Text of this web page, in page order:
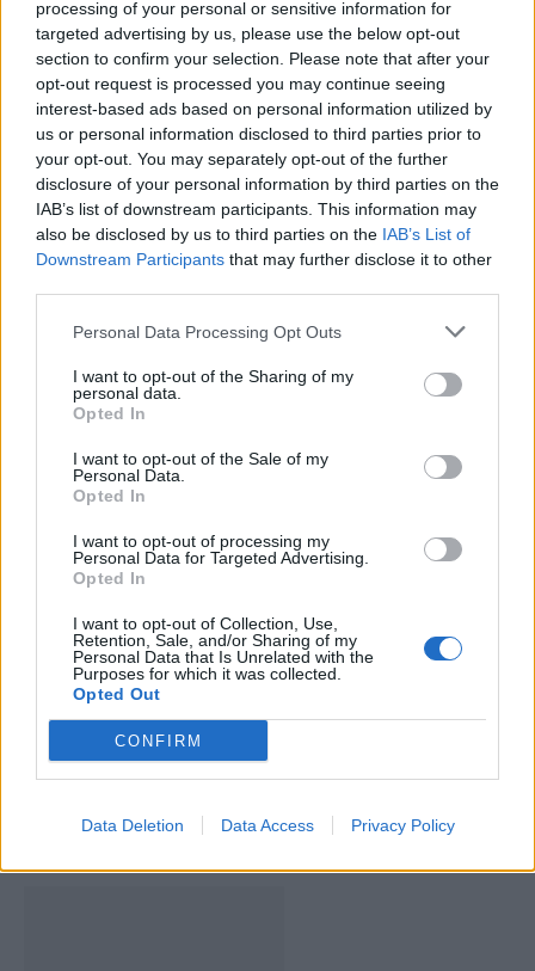
processing of your personal or sensitive information for
targeted advertising by us, please use the below opt-out
section to confirm your selection. Please note that after your
opt-out request is processed you may continue seeing
interest-based ads based on personal information utilized by
us or personal information disclosed to third parties prior to
your opt-out. You may separately opt-out of the further
disclosure of your personal information by third parties on the
IAB’s list of downstream participants. This information may
also be disclosed by us to third parties on the IAB’s List of
Downstream Participants that may further disclose it to other
Personal Data Processing Opt Outs
I want to opt-out of the Sharing of my
personal data.
Opted In
I want to opt-out of the Sale of my
Personal Data.
Opted In
I want to opt-out of processing my
Personal Data for Targeted Advertising.
Opted In
I want to opt-out of Collection, Use,
Retention, Sale, and/or Sharing of my
Personal Data that Is Unrelated with the
Purposes for which it was collected.
Opted Out
CONFIRM
Data Deletion Data Access Privacy Policy
Em Oliveira do Hospital, foram registadas
recentemente mais de três centenas de
ocorrências provocadas pelo recente mau tempo.
Governo a atribuição do estatuto de calamidade ao
concelho -, “tratar da prevenção e gestão dos riscos
decorrentes da sucessão de tempestades é uma
prioridade”.
Artigo anterior
Mira é Destino Desportivo
Recomendado
Salvador Sobral está de